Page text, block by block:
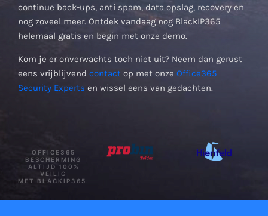
continue back-ups, anti spam, data opslag, recovery en
nog zoveel meer. Ontdek vandaag nog BlackIP365
helemaal gratis en begin met onze demo.
Kom je er onverwachts toch niet uit? Neem dan gerust
eens vrijblijvend contact op met onze Office365
Security Experts en wissel eens van gedachten.
OFFICE365
BESCHERMING
ALTIJD 100%
VEILIG
MET BLACKIP365.